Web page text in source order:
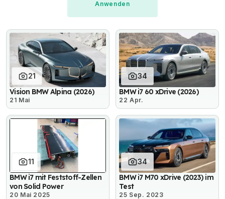
21
Vision BMW Alpina (2026)
21 Mai
34
BMW i7 60 xDrive (2026)
22 Apr.
11
BMW i7 mit Feststoff-Zellen
von Solid Power
20 Mai 2025
34
BMW i7 M70 xDrive (2023) im
Test
25 Sep. 2023